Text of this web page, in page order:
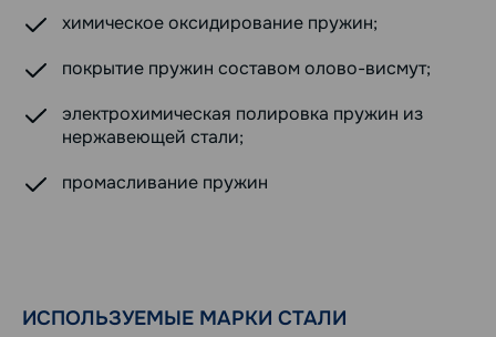
химическое оксидирование пружин;
покрытие пружин составом олово-висмут;
электрохимическая полировка пружин из
нержавеющей стали;
промасливание пружин
ИСПОЛЬЗУЕМЫЕ МАРКИ СТАЛИ